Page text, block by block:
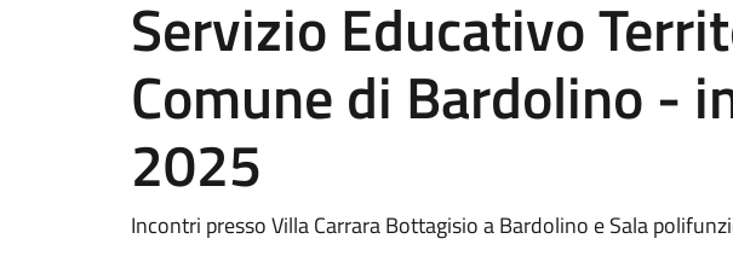
Servizio Educativo
Comune di Bardolino -
2025
Incontri presso Villa Carrara Bottagisio a Bardolino e Sala